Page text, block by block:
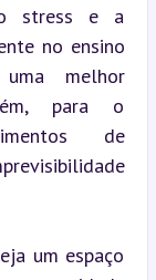
o stress e a
no ensino
melhor
para o
de
um espaço